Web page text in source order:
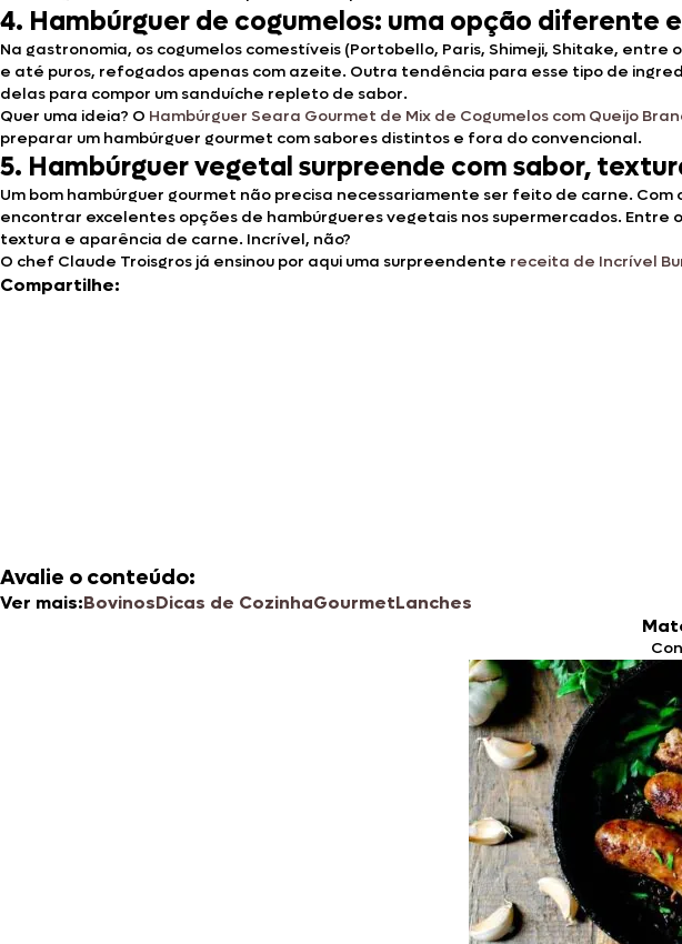
4. Hambúrguer de cogumelos: uma opção diferente
Na gastronomia, os cogumelos comestíveis (Portobello, Paris, Shimeji, Shitake,
e até puros, refogados apenas com azeite. Outra tendência para esse tipo de
delas para compor um sanduíche repleto de sabor.
Quer uma ideia? O Hambúrguer Seara Gourmet de Mix de Cogumelos com Queijo
preparar um hambúrguer gourmet com sabores distintos e fora do convencional.
5. Hambúrguer vegetal surpreende com sabor,
Um bom hambúrguer gourmet não precisa necessariamente ser feito de carne.
encontrar excelentes opções de hambúrgueres vegetais nos supermercados. Entre
textura e aparência de carne. Incrível, não?
O chef Claude Troisgros já ensinou por aqui uma surpreendente receita de Incrível
Compartilhe:
Avalie o conteúdo:
Ver mais:BovinosDicas de CozinhaGourmetLanches